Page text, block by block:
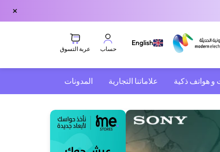
×
English
حساب عربة التسوق
و هواتف ذكية علاماتنا التجارية المدونات